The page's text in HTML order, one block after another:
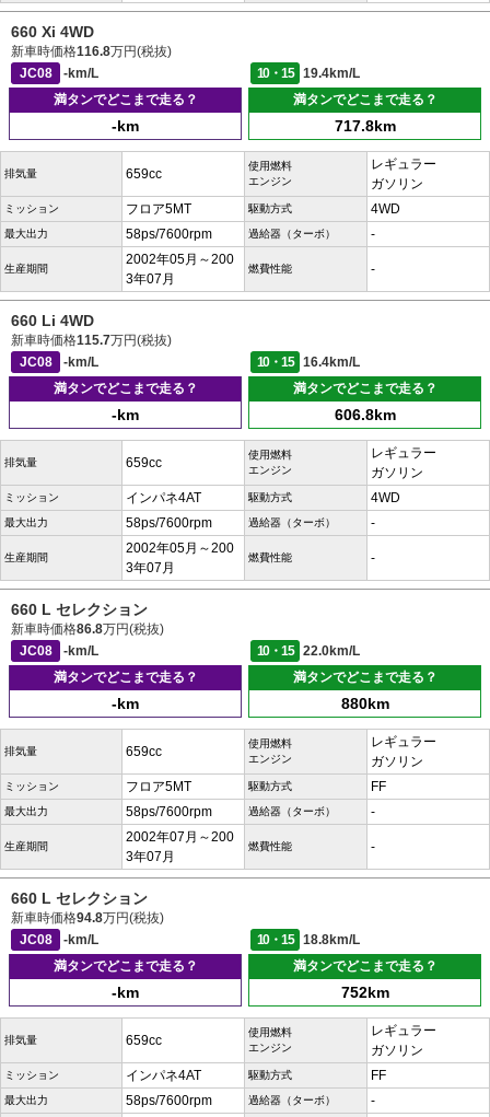
660 Xi 4WD
新車時価格116.8万円(税抜)
JC08
-km/L 10・15
19.4km/L
満タンでどこまで走る？
-km
満タンでどこまで走る？
717.8km
排気量 659cc
使用燃料
エンジン
レギュラー
ガソリン
ミッション フロア5MT 駆動方式 4WD
最大出力 58ps/7600rpm 過給器（ターボ） -
生産期間
2002年05月～200
3年07月
燃費性能 -
660 Li 4WD
新車時価格115.7万円(税抜)
JC08
-km/L 10・15
16.4km/L
満タンでどこまで走る？
-km
満タンでどこまで走る？
606.8km
排気量 659cc
使用燃料
エンジン
レギュラー
ガソリン
ミッション インパネ4AT 駆動方式 4WD
最大出力 58ps/7600rpm 過給器（ターボ） -
生産期間
2002年05月～200
3年07月
燃費性能 -
660 L セレクション
新車時価格86.8万円(税抜)
JC08
-km/L 10・15
22.0km/L
満タンでどこまで走る？
-km
満タンでどこまで走る？
880km
排気量 659cc
使用燃料
エンジン
レギュラー
ガソリン
ミッション フロア5MT 駆動方式 FF
最大出力 58ps/7600rpm 過給器（ターボ） -
生産期間
2002年07月～200
3年07月
燃費性能 -
660 L セレクション
新車時価格94.8万円(税抜)
JC08
-km/L 10・15
18.8km/L
満タンでどこまで走る？
-km
満タンでどこまで走る？
752km
排気量 659cc
使用燃料
エンジン
レギュラー
ガソリン
ミッション インパネ4AT 駆動方式 FF
最大出力 58ps/7600rpm 過給器（ターボ） -